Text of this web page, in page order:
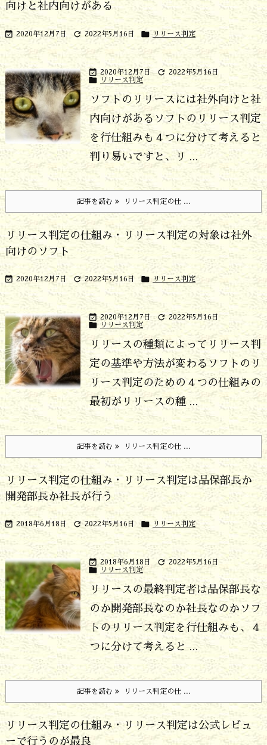
向けと社内向けがある
 2020年12月7日  2022年5月16日  リリース判定
 2020年12月7日  2022年5月16日
 リリース判定
ソフトのリリースには社外向けと社
内向けがある ソフトのリリース判定
を行仕組みも４つに分けて考えると
判り易いですと、リ ...
記事を読む リリース判定の仕 ...
リリース判定の仕組み・リリース判定の対象は社外
向けのソフト
 2020年12月7日  2022年5月16日  リリース判定
 2020年12月7日  2022年5月16日
 リリース判定
リリースの種類によってリリース判
定の基準や方法が変わる ソフトのリ
リース判定のための４つの仕組みの
最初がリリースの種 ...
記事を読む リリース判定の仕 ...
リリース判定の仕組み・リリース判定は品保部長か
開発部長か社長が行う
 2018年6月18日  2022年5月16日  リリース判定
 2018年6月18日  2022年5月16日
 リリース判定
リリースの最終判定者は品保部長な
のか開発部長なのか社長なのかソフ
トのリリース判定を行仕組みも、４
つに分けて考えると ...
記事を読む リリース判定の仕 ...
リリース判定の仕組み・リリース判定は公式レビュ
ーで行うのが最良